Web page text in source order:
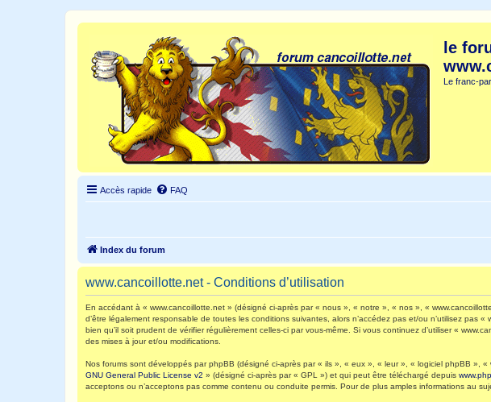
le
Le franc-
Accès rapide FAQ
Index du forum
www.cancoillotte.net - Conditions d’utilisation
En accédant à « www.cancoillotte.net » (désigné ci-après par « nous », « notre », « nos », «
d’être légalement responsable de toutes les conditions suivantes, alors n’accédez pas et/ou n’utilisez pas
bien qu’il soit prudent de vérifier régulièrement celles-ci par vous-même. Si vous continuez d’utiliser «
des mises à jour et/ou modifications.
Nos forums sont développés par phpBB (désigné ci-après par « ils », « eux », « leur », « logiciel phpBB »,
GNU General Public License v2 » (désigné ci-après par « GPL ») et qui peut être téléchargé depuis
acceptons ou n’acceptons pas comme contenu ou conduite permis. Pour de plus amples informations au